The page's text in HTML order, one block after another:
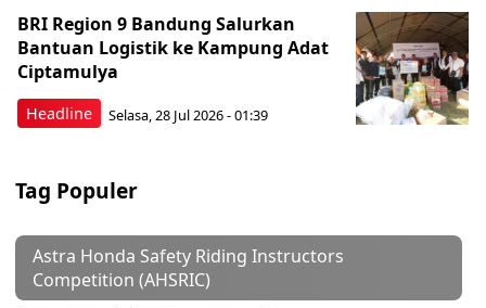
Headline
BRI Region 9 Bandung Salurkan
Bantuan Logistik ke Kampung Adat
Ciptamulya
Selasa, 28 Jul 2026 - 01:39
Tag Populer
Astra Honda Safety Riding Instructors
Competition (AHSRIC)